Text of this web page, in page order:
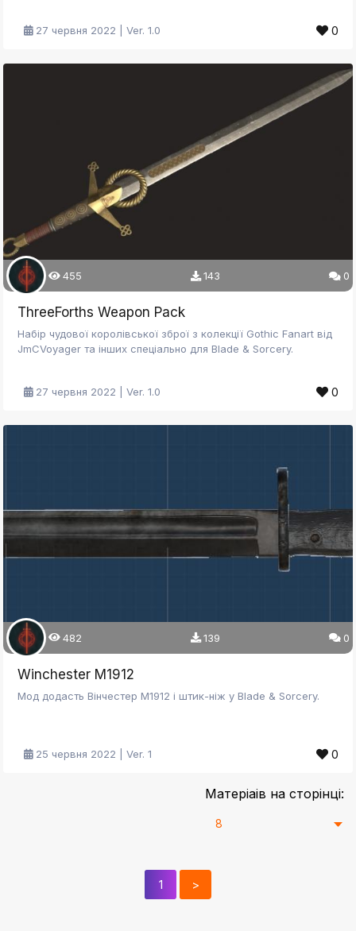
27 червня 2022 | Ver. 1.0 0
455 143 0
ThreeForths Weapon Pack
Набір чудової королівської зброї з колекції Gothic Fanart від
JmCVoyager та інших спеціально для Blade & Sorcery.
27 червня 2022 | Ver. 1.0 0
482 139 0
Winchester M1912
Мод додасть Вінчестер М1912 і штик-ніж у Blade & Sorcery.
25 червня 2022 | Ver. 1 0
Матеріаів на сторінці:
1 >